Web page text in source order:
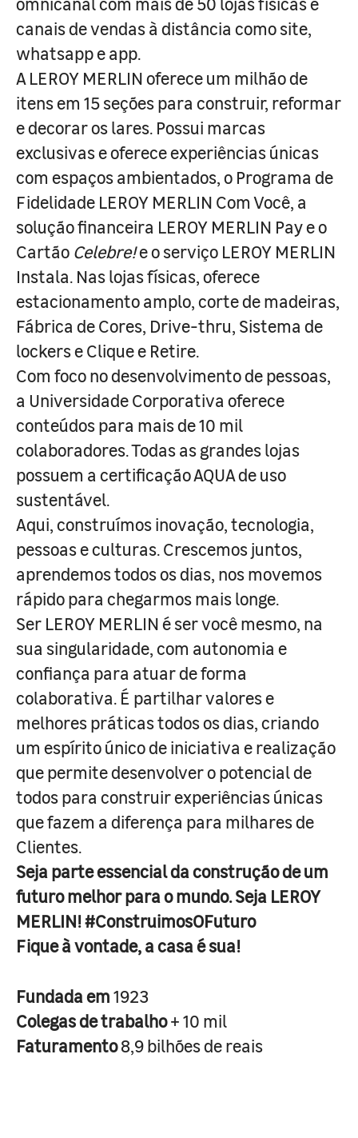
canais de vendas à distância como site,
whatsapp e app.
A LEROY MERLIN oferece um milhão de
itens em 15 seções para construir, reformar
e decorar os lares. Possui marcas
exclusivas e oferece experiências únicas
com espaços ambientados, o Programa de
Fidelidade LEROY MERLIN Com Você, a
solução financeira LEROY MERLIN Pay e o
Cartão Celebre!e o serviço LEROY MERLIN
Instala. Nas lojas físicas, oferece
estacionamento amplo, corte de madeiras,
Fábrica de Cores, Drive-thru, Sistema de
lockers e Clique e Retire.
Com foco no desenvolvimento de pessoas,
a Universidade Corporativa oferece
conteúdos para mais de 10 mil
colaboradores. Todas as grandes lojas
possuem a certificação AQUA de uso
sustentável.
Aqui, construímos inovação, tecnologia,
pessoas e culturas. Crescemos juntos,
aprendemos todos os dias, nos movemos
rápido para chegarmos mais longe.
Ser LEROY MERLIN é ser você mesmo, na
sua singularidade, com autonomia e
confiança para atuar de forma
colaborativa. É partilhar valores e
melhores práticas todos os dias, criando
um espírito único de iniciativa e realização
que permite desenvolver o potencial de
todos para construir experiências únicas
que fazem a diferença para milhares de
Clientes.
Seja parte essencial da construção de um
futuro melhor para o mundo. Seja LEROY
MERLIN! #ConstruimosOFuturo
Fique à vontade, a casa é sua!
Fundada em1923
Colegas de trabalho+ 10 mil
Faturamento8,9 bilhões de reais